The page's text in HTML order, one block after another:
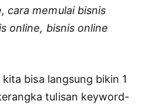
cara memulai bisnis
online, bisnis online
bisa langsung bikin 1
tulisan keyword-